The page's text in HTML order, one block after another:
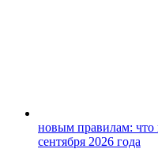
новым правилам: что
сентября 2026 года